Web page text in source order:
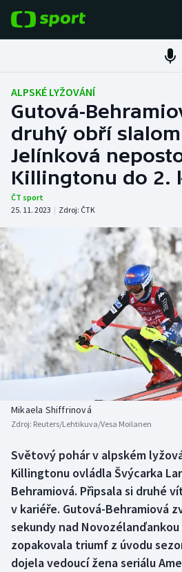
Fotbal
Hokej
Tenis
Atletika
Americký fotbal
Baseball a softbal
Basketbal
Boby a skeleton
Box
Curling
Florbal
NEPŘEHLÉDNĚTE
Soutěže
Historické návraty
AZ kvíz
ALPSKÉ LYŽOVÁNÍ
Gutová-
druhý obří
Jelínková
Killingtonu do 2.
ČT sport
25. 11. 2023 | Zdroj: ČTK
Mikaela Shiffrinová
Zdroj: Reuters/Lehtikuva/Vesa Moilanen
Světový pohár v alpském
Killingtonu ovládla Švýcarka
Behramiová. Připsala si druhé
v kariéře. Gutová-Behramiová
sekundy nad
zopakovala triumf z úvodu
dojela vedoucí žena seriálu